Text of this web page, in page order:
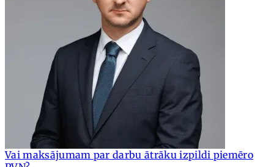
Vai maksājumam par darbu ātrāku izpildi piemēro